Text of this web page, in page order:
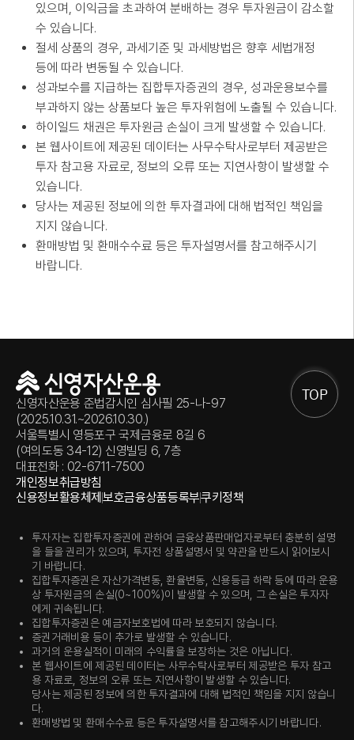
있으며, 이익금을 초과하여 분배하는 경우 투자원금이 감소할
수 있습니다.
절세 상품의 경우, 과세기준 및 과세방법은 향후 세법개정
등에 따라 변동될 수 있습니다.
성과보수를 지급하는 집합투자증권의 경우, 성과운용보수를
부과하지 않는 상품보다 높은 투자위험에 노출될 수 있습니다.
하이일드 채권은 투자원금 손실이 크게 발생할 수 있습니다.
본 웹사이트에 제공된 데이터는 사무수탁사로부터 제공받은
투자 참고용 자료로, 정보의 오류 또는 지연사항이 발생할 수
있습니다.
당사는 제공된 정보에 의한 투자결과에 대해 법적인 책임을
지지 않습니다.
환매방법 및 환매수수료 등은 투자설명서를 참고해주시기
바랍니다.
신영자산운용 준법감시인 심사필 25-나-97
(2025.10.31.~2026.10.30.)
서울특별시 영등포구 국제금융로 8길 6
(여의도동 34-12) 신영빌딩 6, 7층
대표전화 : 02-6711-7500
TOP
개인정보취급방침
신용정보활용체제 보호금융상품등록부쿠키정책
투자자는 집합투자증권에 관하여 금융상품판매업자로부터 충분히 설명
을 들을 권리가 있으며, 투자전 상품설명서 및 약관을 반드시 읽어보시
기 바랍니다.
집합투자증권은 자산가격변동, 환율변동, 신용등급 하락 등에 따라 운용
상 투자원금의 손실(0~100%)이 발생할 수 있으며, 그 손실은 투자자
에게 귀속됩니다.
집합투자증권은 예금자보호법에 따라 보호되지 않습니다.
증권거래비용 등이 추가로 발생할 수 있습니다.
과거의 운용실적이 미래의 수익률을 보장하는 것은 아닙니다.
본 웹사이트에 제공된 데이터는 사무수탁사로부터 제공받은 투자 참고
용 자료로, 정보의 오류 또는 지연사항이 발생할 수 있습니다.
당사는 제공된 정보에 의한 투자결과에 대해 법적인 책임을 지지 않습니
다.
환매방법 및 환매수수료 등은 투자설명서를 참고해주시기 바랍니다.